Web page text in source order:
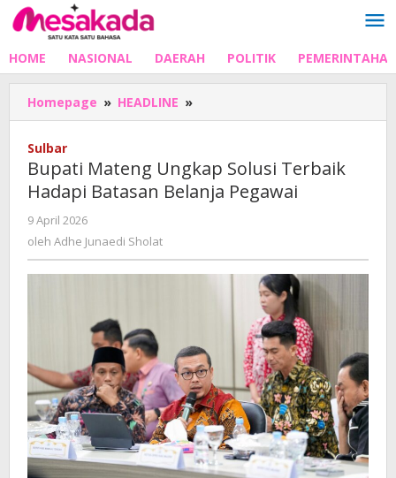
Lewati
ke
HOME NASIONAL DAERAH POLITIK
Homepage » HEADLINE »
Mateng
Terbaik
Hadapi
Sulbar
Bupati Mateng Ungkap Solusi Terbaik
Hadapi Batasan Belanja Pegawai
9 April 2026
Adhe
oleh Adhe Junaedi Sholat